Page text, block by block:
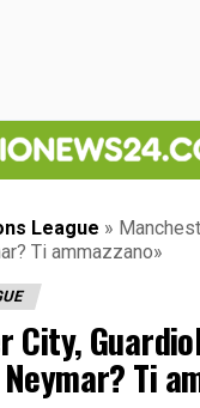
League »
Ti ammazzano»
City,
Ti